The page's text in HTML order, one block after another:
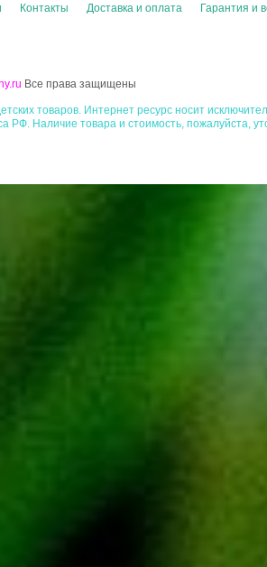
Контакты Доставка и оплата Гарантия и
Все права защищены
товаров. Интернет ресурс носит
РФ. Наличие товара и стоимость, пожалуйста,